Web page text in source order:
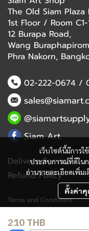
210 THB
เว็บไซต์นี้มีการ
ประสบการณ์ที่ดีในก
อ่านรายละเอียดเพิ่ม
ตั้งค่าคุ
The Old Siam Plaza
1st Floor / Room C1-
12 Burapa Road,
Wang
Phra Nakorn,
02-222-0674/
Siam Art
Delivery Service
Refund Policy
Terms and Conditions